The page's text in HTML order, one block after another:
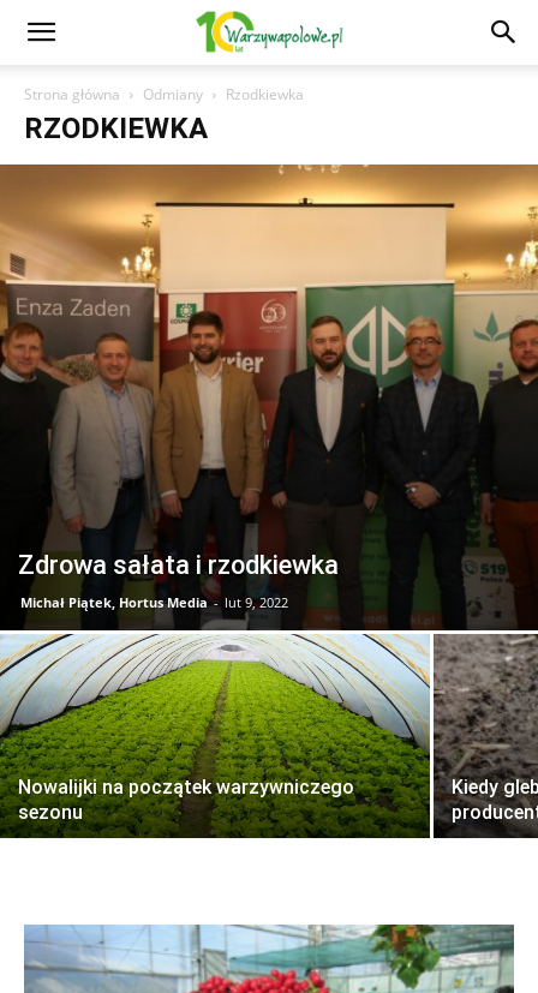
Strona główna Odmiany Rzodkiewka
RZODKIEWKA
Zdrowa sałata i rzodkiewka
Michał Piątek, Hortus Media - lut 9, 2022
Nowalijki na początek warzywniczego
sezonu
Kiedy